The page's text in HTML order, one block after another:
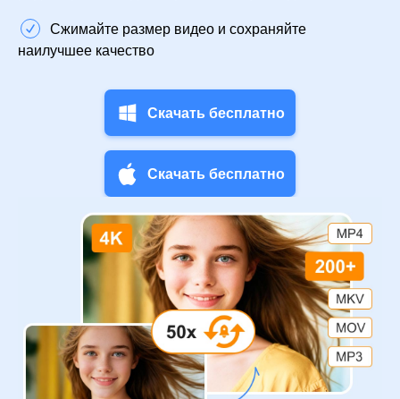
Сжимайте размер видео и сохраняйте
наилучшее качество
Скачать бесплатно
Скачать бесплатно